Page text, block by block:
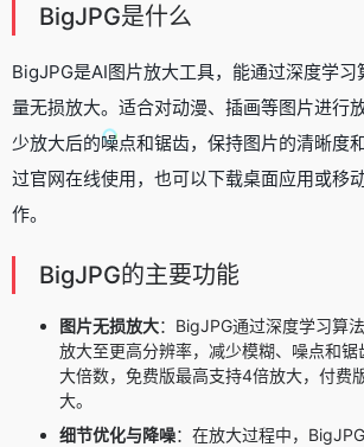
BigJPG是什么
BigJPG是AI图片放大工具，能通过深度学
量无损放大。适合对动漫、插画等图片进行
少放大后的噪点和锯齿，保持图片的清晰度
过官网在线使用，也可以下载桌面应用或移
作。
BigJPG的主要功能
图片无损放大：BigJPG通过深度学习算
放大至更高分辨率，减少模糊、噪点和
大倍数，免费版最高支持4倍放大，付费
大。
细节优化与降噪：在放大过程中，